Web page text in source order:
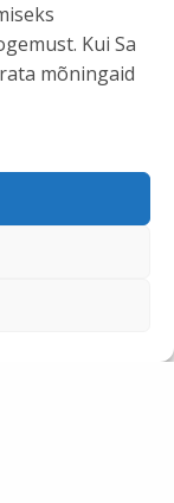
Kui Sa
mõningaid